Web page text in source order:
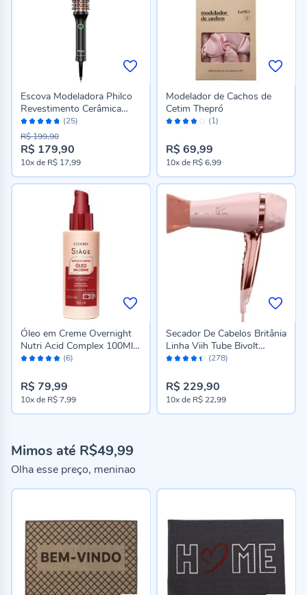
Avaliação:
94%
(25)
Escova Modeladora Philco
Revestimento Cerâmica
Pec17a
P
r
e
R$ 179,90
R$ 199,90
10xde R$ 17,99
Avaliação: (1)
Modelador de Cachos de
Cetim Thepró
R$ 69,99
10xde R$ 6,99
Avaliação: (6)
Óleo em Creme Overnight
Nutri Acid Complex 100Ml
Siàge
R$ 79,99
10xde R$ 7,99
Avaliação: (278)
Secador De Cabelos Britânia
Linha Viih Tube Bivolt
Bsc21a
R$ 229,90
10xde R$ 22,99
Mimos até R$49,99
Olha esse preço, meninao